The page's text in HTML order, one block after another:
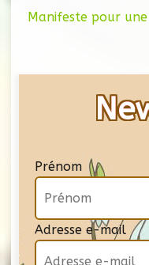
Manifeste pour
Prénom
Adresse e-mail